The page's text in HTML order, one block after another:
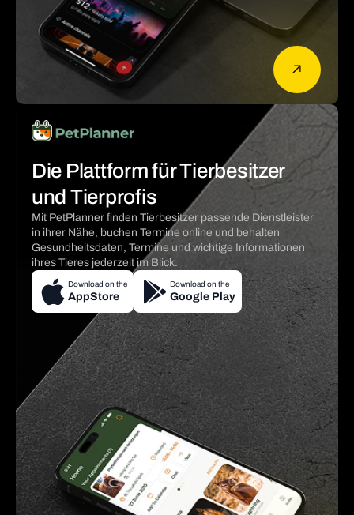
Die Plattform für Tierbesitzer
und Tierprofis
Mit PetPlanner finden Tierbesitzer passende Dienstleister
in ihrer Nähe, buchen Termine online und behalten
Gesundheitsdaten, Termine und wichtige Informationen
ihres Tieres jederzeit im Blick.
Download on the
AppStore
Download on the
Google Play